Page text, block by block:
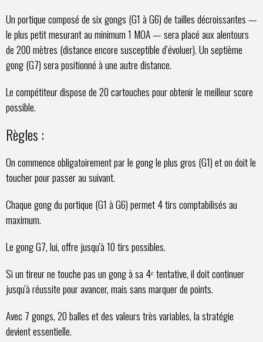
Un portique composé de six gongs (G1 à G6) de tailles décroissantes —
le plus petit mesurant au minimum 1 MOA — sera placé aux alentours
de 200 mètres (distance encore susceptible d’évoluer). Un septième
gong (G7) sera positionné à une autre distance.
Le compétiteur dispose de 20 cartouches pour obtenir le meilleur score
possible.
Règles :
On commence obligatoirement par le gong le plus gros (G1) et on doit le
toucher pour passer au suivant.
Chaque gong du portique (G1 à G6) permet 4 tirs comptabilisés au
maximum.
Le gong G7, lui, offre jusqu'à 10 tirs possibles.
Si un tireur ne touche pas un gong à sa 4ᵉ tentative, il doit continuer
jusqu'à réussite pour avancer, mais sans marquer de points.
Avec 7 gongs, 20 balles et des valeurs très variables, la stratégie
devient essentielle.